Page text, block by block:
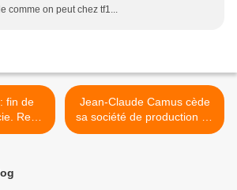
comme on peut chez tf1...
Reste
fille.
Jean-Claude Camus cède
sa société de production de
concerts à Warner. >